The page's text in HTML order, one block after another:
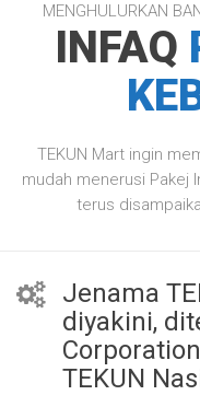
MENGHULURKAN
INFAQ
TEKUN Mart ingin
mudah menerusi Pakej
terus
Jenama
diyakini,
TEKUN